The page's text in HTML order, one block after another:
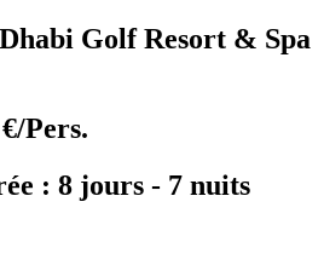
Golf Resort & Spa
Pers.
: 8 jours - 7 nuits